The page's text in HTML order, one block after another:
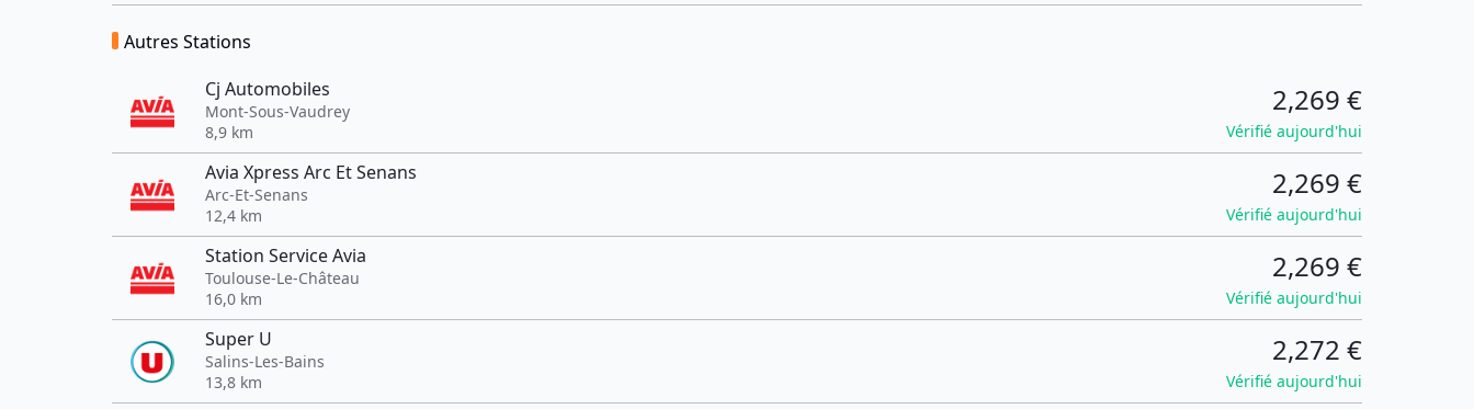
Autres Stations
Cj Automobiles
Mont-Sous-Vaudrey
8,9 km
2,269 €
Vérifié aujourd'hui
Avia Xpress Arc Et Senans
Arc-Et-Senans
12,4 km
2,269 €
Vérifié aujourd'hui
Station Service Avia
Toulouse-Le-Château
16,0 km
2,269 €
Vérifié aujourd'hui
Super U
Salins-Les-Bains
13,8 km
2,272 €
Vérifié aujourd'hui